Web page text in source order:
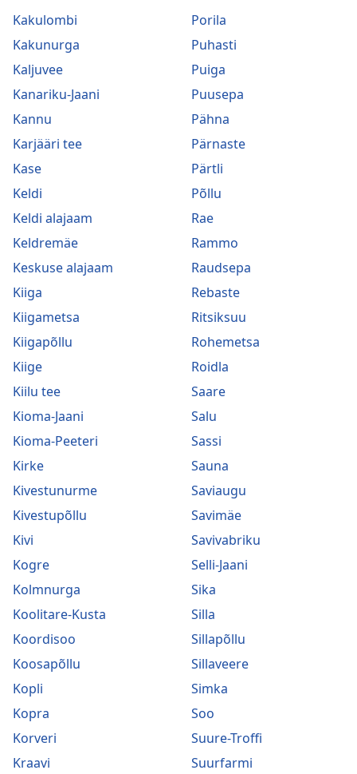
Kakulombi
Kakunurga
Kaljuvee
Kanariku-Jaani
Kannu
Karjääri tee
Kase
Keldi
Keldi alajaam
Keldremäe
Keskuse alajaam
Kiiga
Kiigametsa
Kiigapõllu
Kiige
Kiilu tee
Kioma-Jaani
Kioma-Peeteri
Kirke
Kivestunurme
Kivestupõllu
Kivi
Kogre
Kolmnurga
Koolitare-Kusta
Koordisoo
Koosapõllu
Kopli
Kopra
Korveri
Kraavi
Porila
Puhasti
Puiga
Puusepa
Pähna
Pärnaste
Pärtli
Põllu
Rae
Rammo
Raudsepa
Rebaste
Ritsiksuu
Rohemetsa
Roidla
Saare
Salu
Sassi
Sauna
Saviaugu
Savimäe
Savivabriku
Selli-Jaani
Sika
Silla
Sillapõllu
Sillaveere
Simka
Soo
Suure-Troffi
Suurfarmi